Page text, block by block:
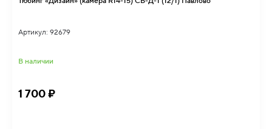
Артикул: 92679
В наличии
1 700 ₽